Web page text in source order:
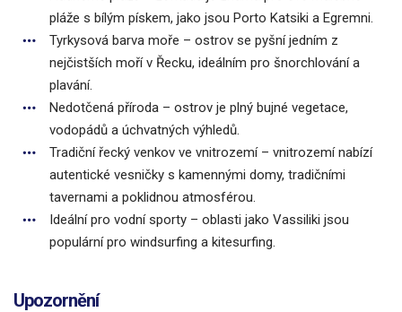
pláže s bílým pískem, jako jsou Porto Katsiki a Egremni.
Tyrkysová barva moře – ostrov se pyšní jedním z
nejčistších moří v Řecku, ideálním pro šnorchlování a
plavání.
Nedotčená příroda – ostrov je plný bujné vegetace,
vodopádů a úchvatných výhledů.
Tradiční řecký venkov ve vnitrozemí – vnitrozemí nabízí
autentické vesničky s kamennými domy, tradičními
tavernami a poklidnou atmosférou.
Ideální pro vodní sporty – oblasti jako Vassiliki jsou
populární pro windsurfing a kitesurfing.
Upozornění